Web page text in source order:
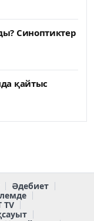
Синоптиктер
қайтыс
Әдебиет
TV